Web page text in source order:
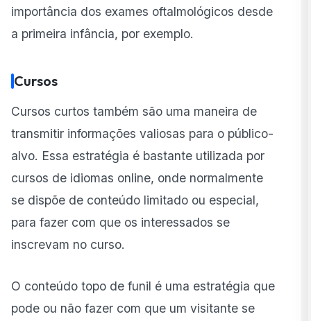
importância dos exames oftalmológicos desde
a primeira infância, por exemplo.
Cursos
Cursos curtos também são uma maneira de
transmitir informações valiosas para o público-
alvo. Essa estratégia é bastante utilizada por
cursos de idiomas online, onde normalmente
se dispõe de conteúdo limitado ou especial,
para fazer com que os interessados se
inscrevam no curso.
O conteúdo topo de funil é uma estratégia que
pode ou não fazer com que um visitante se